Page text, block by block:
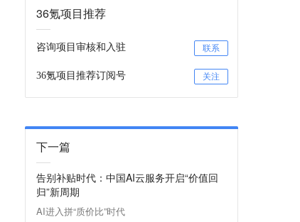
36氪项目推荐
咨询项目审核和入驻 联系
36氪项目推荐订阅号 关注
下一篇
告别补贴时代：中国AI云服务开启“价值回
归”新周期
AI进入拼“质价比”时代